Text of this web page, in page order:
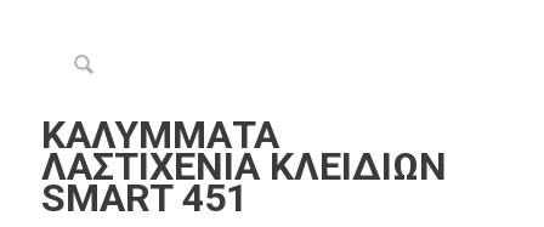
ΚΑΛΥΜΜΑΤΑ
ΛΑΣΤΙΧΕΝΙΑ ΚΛΕΙΔΙΩΝ
SMART 451